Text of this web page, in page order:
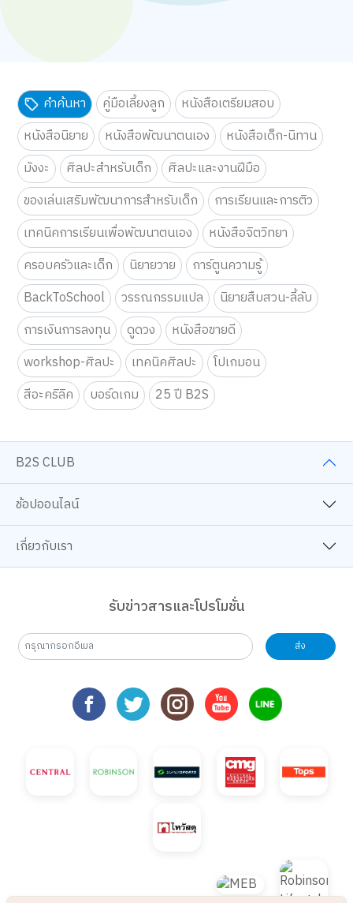
คำค้นหา คู่มือเลี้ยงลูก
หนังสือเตรียมสอบ
หนังสือนิยาย
หนังสือพัฒนาตนเอง
หนังสือเด็ก-นิทาน
มังงะ
ศิลปะสำหรับเด็ก
ศิลปะและงานฝีมือ
ของเล่นเสริมพัฒนาการสำหรับเด็ก
การเรียนและการติว
เทคนิคการเรียนเพื่อพัฒนาตนเอง
หนังสือจิตวิทยา
ครอบครัวและเด็ก
นิยายวาย
การ์ตูนความรู้
BackToSchool
วรรณกรรมแปล
นิยายสืบสวน-ลี้ลับ
การเงินการลงทุน
ดูดวง
หนังสือขายดี
workshop-ศิลปะ
เทคนิคศิลปะ
โปเกมอน
สีอะคริลิค
บอร์ดเกม 25 ปี B2S
B2S CLUB
ช้อปออนไลน์
เกี่ยวกับเรา
รับข่าวสารและโปรโมชั่น
ส่ง